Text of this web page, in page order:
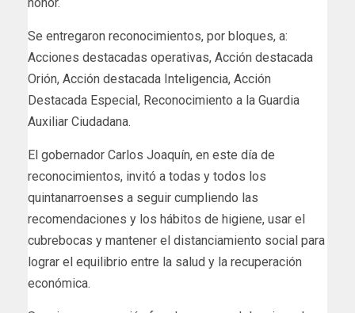
Se entregaron reconocimientos, por bloques, a:
Acciones destacadas operativas, Acción destacada
Orión, Acción destacada Inteligencia, Acción
Destacada Especial, Reconocimiento a la Guardia
Auxiliar Ciudadana.
El gobernador Carlos Joaquín, en este día de
reconocimientos, invitó a todas y todos los
quintanarroenses a seguir cumpliendo las
recomendaciones y los hábitos de higiene, usar el
cubrebocas y mantener el distanciamiento social para
lograr el equilibrio entre la salud y la recuperación
económica.